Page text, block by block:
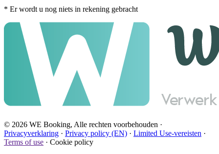
* Er wordt u nog niets in rekening gebracht
© 2026 WE Booking, Alle rechten voorbehouden ·
Privacyverklaring · Privacy policy (EN) · Limited Use-vereisten ·
Terms of use · Cookie policy